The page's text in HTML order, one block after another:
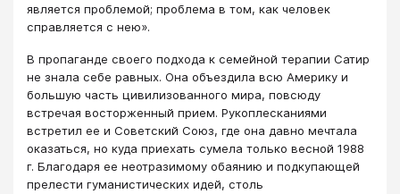
является проблемой; проблема в том, как человек
справляется с нею».
В пропаганде своего подхода к семейной терапии Сатир
не знала себе равных. Она объездила всю Америку и
большую часть цивилизованного мира, повсюду
встречая восторженный прием. Рукоплесканиями
встретил ее и Советский Союз, где она давно мечтала
оказаться, но куда приехать сумела только весной 1988
г. Благодаря ее неотразимому обаянию и подкупающей
прелести гуманистических идей, столь